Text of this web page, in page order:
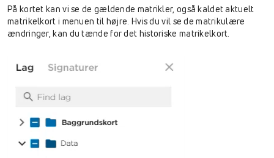
På kortet kan vi se de gældende matrikler, også kaldet aktuelt
matrikelkort i menuen til højre. Hvis du vil se de matrikulære
ændringer, kan du tænde for det historiske matrikelkort.